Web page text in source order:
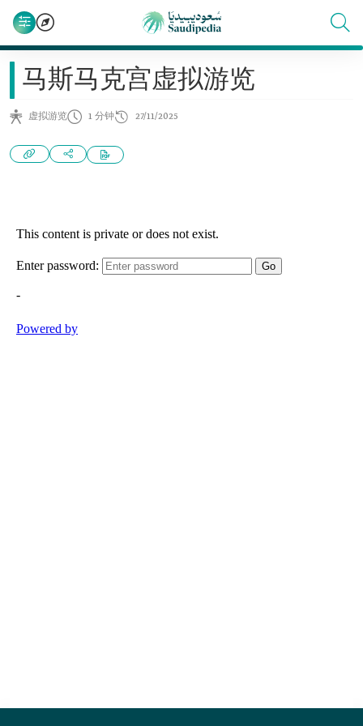
马斯马克宫虚拟游览
虚拟游览 1 分钟 27/11/2025